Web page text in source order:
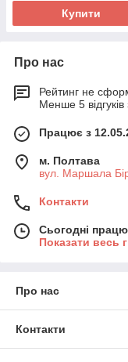
Купити
Про нас
Рейтинг не
Менше 5 відгуків
Працює з
м. Полтава
вул. Маршала
Контакти
Сьогодні
Показати весь
Про нас
Контакти